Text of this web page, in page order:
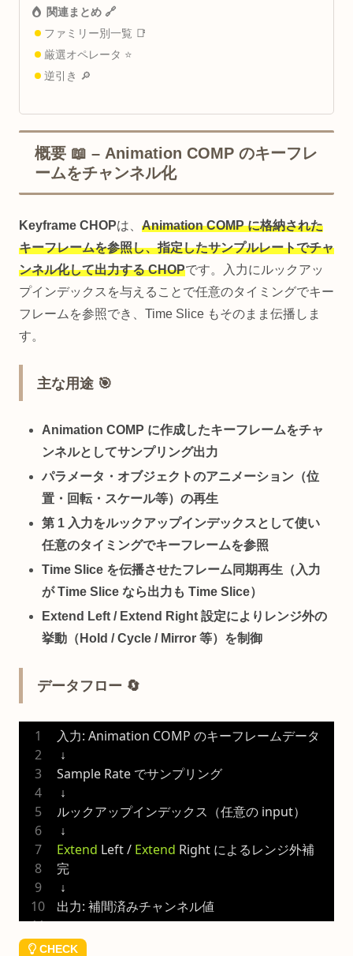
関連まとめ 🔗
ファミリー別一覧 📑
厳選オペレータ ⭐
逆引き 🔎
概要 📖 – Animation COMP のキーフレ
ームをチャンネル化
Keyframe CHOPは、 Animation COMP に格納された
キーフレームを参照し、指定したサンプルレートでチャ
ンネル化して出力する CHOPです。入力にルックアッ
プインデックスを与えることで任意のタイミングでキー
フレームを参照でき、Time Slice もそのまま伝播しま
す。
主な用途 🎯
Animation COMP に作成したキーフレームをチャ
ンネルとしてサンプリング出力
パラメータ・オブジェクトのアニメーション（位
置・回転・スケール等）の再生
第 1 入力をルックアップインデックスとして使い
任意のタイミングでキーフレームを参照
Time Slice を伝播させたフレーム同期再生（入力
が Time Slice なら出力も Time Slice）
Extend Left / Extend Right 設定によりレンジ外の
挙動（Hold / Cycle / Mirror 等）を制御
データフロー 🔄
入力: Animation COMP のキーフレームデータ
↓
Sample Rate でサンプリング
↓
ルックアップインデックス（任意の input）
↓
Extend Left / Extend Right によるレンジ外補
完
↓
出力: 補間済みチャンネル値
CHECK